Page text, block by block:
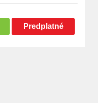
Predplatné